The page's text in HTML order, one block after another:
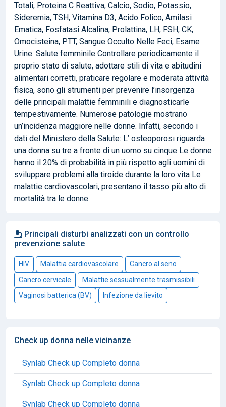
Totali, Proteina C Reattiva, Calcio, Sodio, Potassio,
Sideremia, TSH, Vitamina D3, Acido Folico, Amilasi
Ematica, Fosfatasi Alcalina, Prolattina, LH, FSH, CK,
Omocisteina, PTT, Sangue Occulto Nelle Feci, Esame
Urine. Salute femminile Controllare periodicamente il
proprio stato di salute, adottare stili di vita e abitudini
alimentari corretti, praticare regolare e moderata attività
fisica, sono gli strumenti per prevenire l’insorgenza
delle principali malattie femminili e diagnosticarle
tempestivamente. Numerose patologie mostrano
un’incidenza maggiore nelle donne. Infatti, secondo i
dati del Ministero della Salute: L’ osteoporosi riguarda
una donna su tre a fronte di un uomo su cinque Le donne
hanno il 20% di probabilità in più rispetto agli uomini di
sviluppare problemi alla tiroide durante la loro vita Le
malattie cardiovascolari, presentano il tasso più alto di
mortalità tra le donne
Principali disturbi analizzati con un controllo
prevenzione salute
HIV Malattia cardiovascolare
Cancro al seno
Cancro cervicale
Malattie sessualmente trasmissibili
Vaginosi batterica (BV)
Infezione da lievito
Check up donna nelle vicinanze
Synlab Check up Completo donna
Synlab Check up Completo donna
Synlab Check up Completo donna